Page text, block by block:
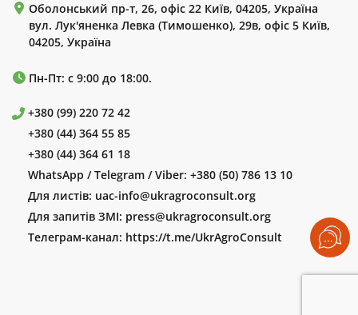
Оболонський пр-т, 26, офіс 22 Київ, 04205, Україна
вул. Лук'яненка Левка (Тимошенко), 29в, офіс 5 Київ,
04205, Україна
Пн-Пт: с 9:00 до 18:00.
+380 (99) 220 72 42
+380 (44) 364 55 85
+380 (44) 364 61 18
WhatsApp / Telegram / Viber: +380 (50) 786 13 10
Для листів: uac-info@ukragroconsult.org
Для запитів ЗМІ: press@ukragroconsult.org
Телеграм-канал: https://t.me/UkrAgroConsult